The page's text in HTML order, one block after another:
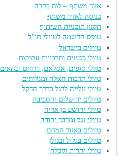
אזור משתף – לוח בקרה
כניסה לאזור משתף
תקנון תוכניית השיתוף
טופס הרשמה לטיולי חו”ל
טיולים בישראל
טיולי כנענים ותרבויות עתיקות
טיולי סופים, אסלאם, דרוזים ובהאים
טיולי תרבות האלה ומגליתים
טיולי עלייה לרגל בדרך הדקל
טיולים ירושלים והסביבה
טיולי יהושע בן אריה
טיולי נגב ומדבר יהודה
טיולים באזור המרכז
טיולים בגליל ובגולן
טיולי יהדות וקבלה